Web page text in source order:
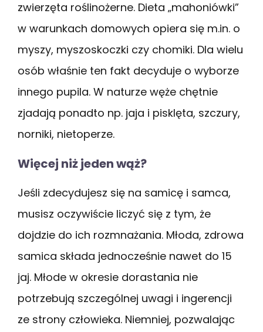
zwierzęta roślinożerne. Dieta „mahoniówki”
w warunkach domowych opiera się m.in. o
myszy, myszoskoczki czy chomiki. Dla wielu
osób właśnie ten fakt decyduje o wyborze
innego pupila. W naturze węże chętnie
zjadają ponadto np. jaja i pisklęta, szczury,
norniki, nietoperze.
Więcej niż jeden wąż?
Jeśli zdecydujesz się na samicę i samca,
musisz oczywiście liczyć się z tym, że
dojdzie do ich rozmnażania. Młoda, zdrowa
samica składa jednocześnie nawet do 15
jaj. Młode w okresie dorastania nie
potrzebują szczególnej uwagi i ingerencji
ze strony człowieka. Niemniej, pozwalając